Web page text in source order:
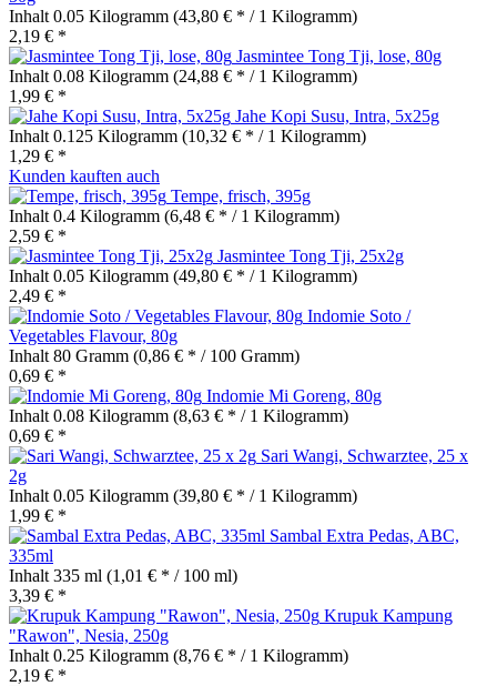
Inhalt 0.05 Kilogramm (43,80 € * / 1 Kilogramm)
2,19 € *
Jasmintee Tong Tji, lose, 80g
Inhalt 0.08 Kilogramm (24,88 € * / 1 Kilogramm)
1,99 € *
Jahe Kopi Susu, Intra, 5x25g
Inhalt 0.125 Kilogramm (10,32 € * / 1 Kilogramm)
1,29 € *
Kunden kauften auch
Tempe, frisch, 395g
Inhalt 0.4 Kilogramm (6,48 € * / 1 Kilogramm)
2,59 € *
Jasmintee Tong Tji, 25x2g
Inhalt 0.05 Kilogramm (49,80 € * / 1 Kilogramm)
2,49 € *
Indomie Soto /
Vegetables Flavour, 80g
Inhalt 80 Gramm (0,86 € * / 100 Gramm)
0,69 € *
Indomie Mi Goreng, 80g
Inhalt 0.08 Kilogramm (8,63 € * / 1 Kilogramm)
0,69 € *
Sari Wangi, Schwarztee, 25 x
2g
Inhalt 0.05 Kilogramm (39,80 € * / 1 Kilogramm)
1,99 € *
Sambal Extra Pedas, ABC,
335ml
Inhalt 335 ml (1,01 € * / 100 ml)
3,39 € *
Krupuk Kampung
"Rawon", Nesia, 250g
Inhalt 0.25 Kilogramm (8,76 € * / 1 Kilogramm)
2,19 € *